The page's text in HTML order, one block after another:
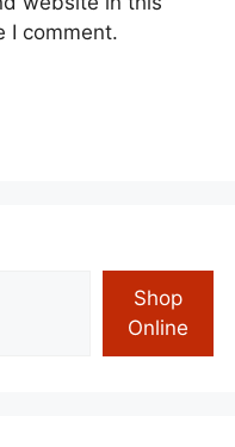
I comment.
Shop
Online